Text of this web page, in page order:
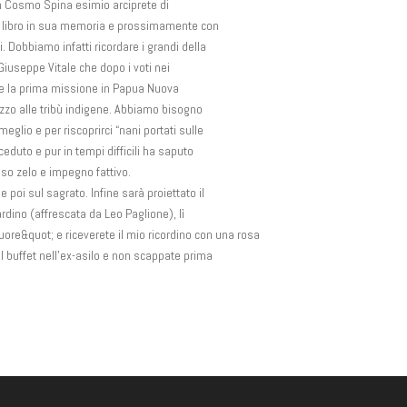
Spina esimio arciprete di
in sua memoria e prossimamente con
Dobbiamo infatti ricordare i grandi della
Vitale che dopo i voti nei
la prima missione in Papua Nuova
alle tribù indigene. Abbiamo bisogno
e per riscoprirci “nani portati sulle
e pur in tempi difficili ha saputo
zelo e impegno fattivo.
poi sul sagrato. Infine sarà proiettato il
(affrescata da Leo Paglione), lì
e riceverete il mio ricordino con una rosa
nell’ex-asilo e non scappate prima